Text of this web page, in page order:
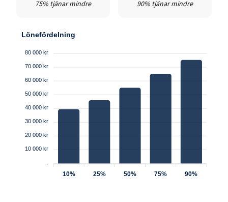
75% tjänar mindre 90% tjänar mindre
Lönefördelning
80 000 kr
70 000 kr
60 000 kr
50 000 kr
40 000 kr
30 000 kr
20 000 kr
10 000 kr
10% 25% 50% 75% 90%